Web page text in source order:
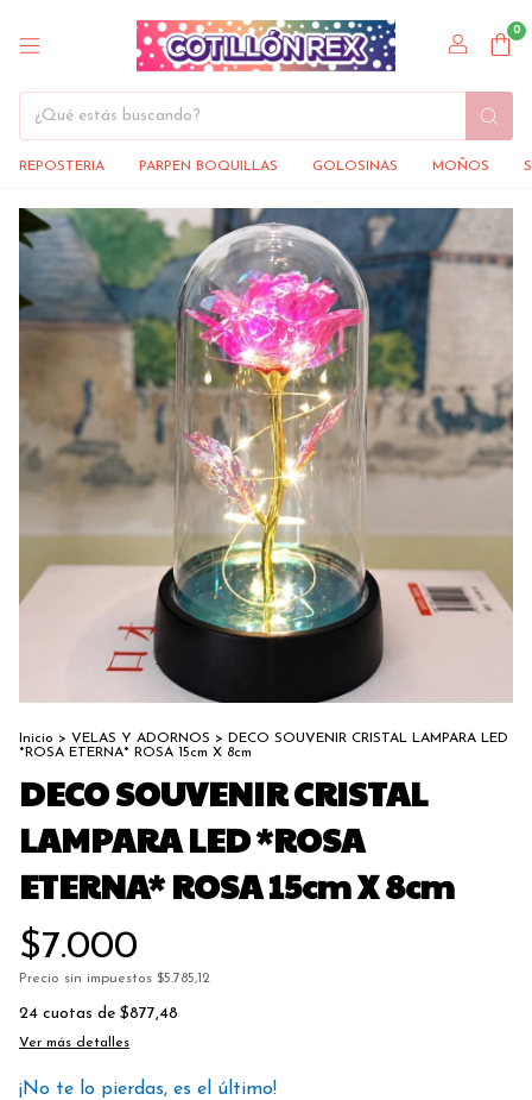
0
REPOSTERIA PARPEN BOQUILLAS GOLOSINAS MOÑOS
Inicio > VELAS Y ADORNOS > DECO SOUVENIR CRISTAL LAMPARA LED
*ROSA ETERNA* ROSA 15cm X 8cm
DECO SOUVENIR CRISTAL
LAMPARA LED *ROSA
ETERNA* ROSA 15cm X 8cm
$7.000
Precio sin impuestos $5.785,12
24 cuotas de $877,48
Ver más detalles
¡No te lo pierdas, es el último!